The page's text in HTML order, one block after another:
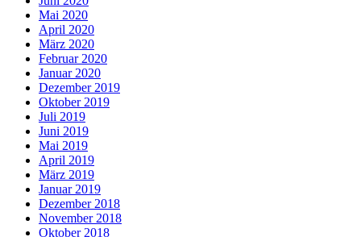
Mai 2020
April 2020
März 2020
Februar 2020
Januar 2020
Dezember 2019
Oktober 2019
Juli 2019
Juni 2019
Mai 2019
April 2019
März 2019
Januar 2019
Dezember 2018
November 2018
Oktober 2018